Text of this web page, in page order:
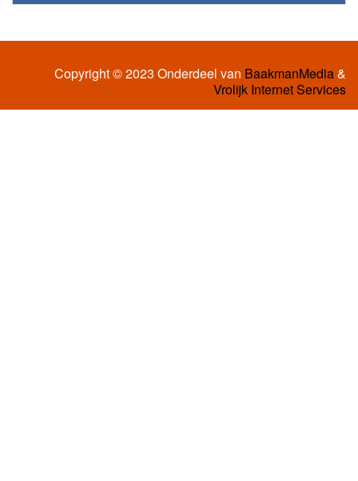
Copyright © 2023 Onderdeel van BaakmanMedia&
Vrolijk Internet Services